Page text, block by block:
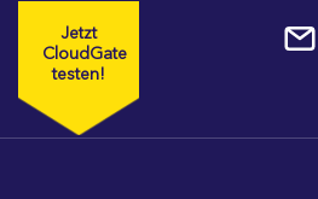
Jetzt
CloudGate
testen!